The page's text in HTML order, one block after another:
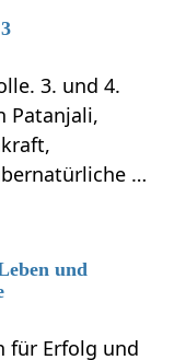
3. und 4.
Patanjali,
…
und
für Erfolg und